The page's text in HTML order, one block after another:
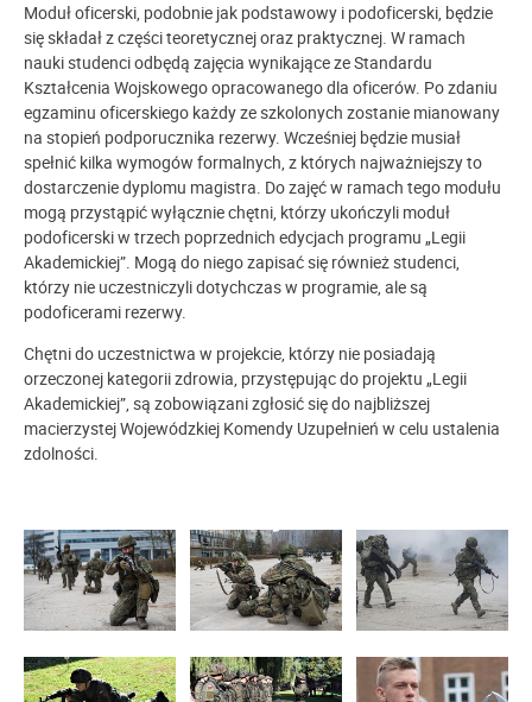
Moduł oficerski, podobnie jak podstawowy i podoficerski, będzie
się składał z części teoretycznej oraz praktycznej. W ramach
nauki studenci odbędą zajęcia wynikające ze Standardu
Kształcenia Wojskowego opracowanego dla oficerów. Po zdaniu
egzaminu oficerskiego każdy ze szkolonych zostanie mianowany
na stopień podporucznika rezerwy. Wcześniej będzie musiał
spełnić kilka wymogów formalnych, z których najważniejszy to
dostarczenie dyplomu magistra. Do zajęć w ramach tego modułu
mogą przystąpić wyłącznie chętni, którzy ukończyli moduł
podoficerski w trzech poprzednich edycjach programu „Legii
Akademickiej”. Mogą do niego zapisać się również studenci,
którzy nie uczestniczyli dotychczas w programie, ale są
podoficerami rezerwy.
Chętni do uczestnictwa w projekcie, którzy nie posiadają
orzeczonej kategorii zdrowia, przystępując do projektu „Legii
Akademickiej”, są zobowiązani zgłosić się do najbliższej
macierzystej Wojewódzkiej Komendy Uzupełnień w celu ustalenia
zdolności.